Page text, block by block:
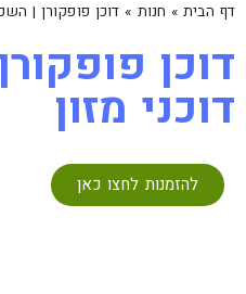
דף הבית» חנות » דוכן פופקורן |
דוכן
דוכני מזון
להזמנות לחצו כאן